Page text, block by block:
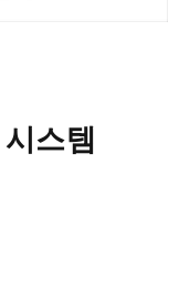
스템